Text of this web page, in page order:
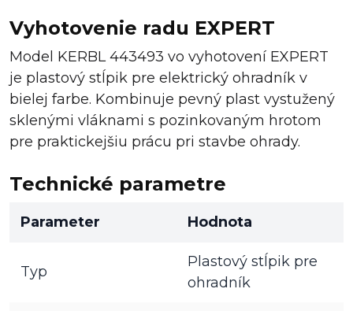
Vyhotovenie radu EXPERT
Model KERBL 443493 vo vyhotovení EXPERT
je plastový stĺpik pre elektrický ohradník v
bielej farbe. Kombinuje pevný plast vystužený
sklenými vláknami s pozinkovaným hrotom
pre praktickejšiu prácu pri stavbe ohrady.
Technické parametre
Parameter Hodnota
Typ
Plastový stĺpik pre
ohradník